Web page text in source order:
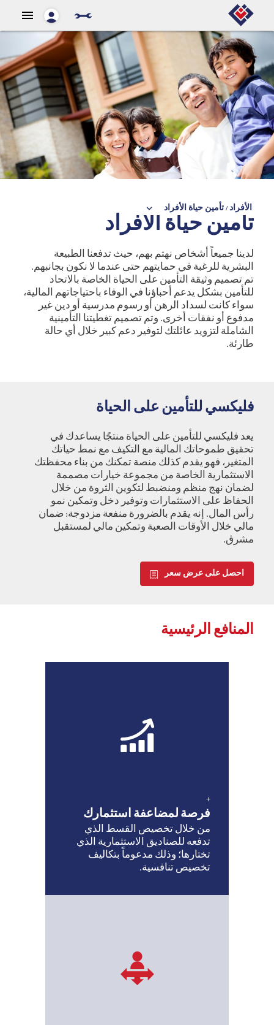
menu
الأفراد/ تأمين حياة الأفراد keyboard_arrow_down
تأمين حياة الأفراد
لدينا جميعاً أشخاص نهتم بهم، حيث تدفعنا الطبيعة
البشرية للرغبة في حمايتهم حتى عندما لا نكون بجانبهم.
تم تصميم وثيقة التأمين على الحياة الخاصة بالاتحاد
للتأمين بشكل يدعم أحباؤنا في الوفاء باحتياجاتهم المالية،
سواء كانت لسداد الرهن أو رسوم مدرسية أو دين غير
مدفوع أو نفقات أخرى. وتم تصميم تغطيتنا التأمينية
الشاملة لتزويد عائلتك لتوفير دعم كبير خلال أي حالة
طارئة.
فليكسي للتأمين على الحياة
يعد فليكسي للتأمين على الحياة منتجًا يساعدك في
تحقيق طموحاتك المالية مع التكيف مع نمط حياتك
المتغير، فهو يقدم كذلك منصة تمكنك من بناء محفظتك
الاستثمارية الخاصة من مجموعة خيارات مصممة
لضمان نهج منظم ومنضبط لتكوين الثروة من خلال
الحفاظ على الاستثمارات وتوفير دخل وتمكين نمو
رأس المال. إنه يقدم بالضرورة منفعة مزدوجة: ضمان
مالي خلال الأوقات الصعبة وتمكين مالي لمستقبل
مشرق.
احصل على عرض سعر
المنافع الرئيسية
+
فرصة لمضاعفة استثمارك
من خلال تخصيص القسط الذي
تدفعه للصناديق الاستثمارية الذي
تختارها؛ وذلك مدعوماً بتكاليف
تخصيص تنافسية.